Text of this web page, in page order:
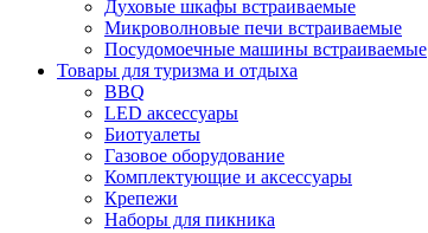
Духовые шкафы встраиваемые
Микроволновые печи встраиваемые
Посудомоечные машины встраиваемые
Товары для туризма и отдыха
BBQ
LED аксессуары
Биотуалеты
Газовое оборудование
Комплектующие и аксессуары
Крепежи
Наборы для пикника